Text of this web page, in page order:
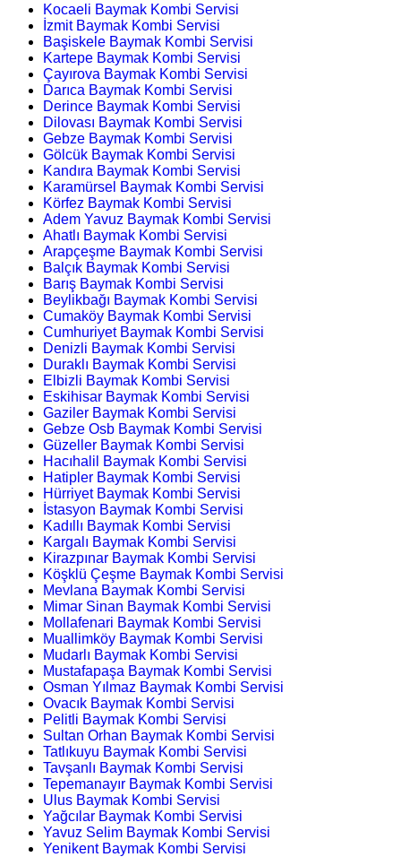
Kocaeli Baymak Kombi Servisi
İzmit Baymak Kombi Servisi
Başiskele Baymak Kombi Servisi
Kartepe Baymak Kombi Servisi
Çayırova Baymak Kombi Servisi
Darıca Baymak Kombi Servisi
Derince Baymak Kombi Servisi
Dilovası Baymak Kombi Servisi
Gebze Baymak Kombi Servisi
Gölcük Baymak Kombi Servisi
Kandıra Baymak Kombi Servisi
Karamürsel Baymak Kombi Servisi
Körfez Baymak Kombi Servisi
Adem Yavuz Baymak Kombi Servisi
Ahatlı Baymak Kombi Servisi
Arapçeşme Baymak Kombi Servisi
Balçık Baymak Kombi Servisi
Barış Baymak Kombi Servisi
Beylikbağı Baymak Kombi Servisi
Cumaköy Baymak Kombi Servisi
Cumhuriyet Baymak Kombi Servisi
Denizli Baymak Kombi Servisi
Duraklı Baymak Kombi Servisi
Elbizli Baymak Kombi Servisi
Eskihisar Baymak Kombi Servisi
Gaziler Baymak Kombi Servisi
Gebze Osb Baymak Kombi Servisi
Güzeller Baymak Kombi Servisi
Hacıhalil Baymak Kombi Servisi
Hatipler Baymak Kombi Servisi
Hürriyet Baymak Kombi Servisi
İstasyon Baymak Kombi Servisi
Kadıllı Baymak Kombi Servisi
Kargalı Baymak Kombi Servisi
Kirazpınar Baymak Kombi Servisi
Köşklü Çeşme Baymak Kombi Servisi
Mevlana Baymak Kombi Servisi
Mimar Sinan Baymak Kombi Servisi
Mollafenari Baymak Kombi Servisi
Muallimköy Baymak Kombi Servisi
Mudarlı Baymak Kombi Servisi
Mustafapaşa Baymak Kombi Servisi
Osman Yılmaz Baymak Kombi Servisi
Ovacık Baymak Kombi Servisi
Pelitli Baymak Kombi Servisi
Sultan Orhan Baymak Kombi Servisi
Tatlıkuyu Baymak Kombi Servisi
Tavşanlı Baymak Kombi Servisi
Tepemanayır Baymak Kombi Servisi
Ulus Baymak Kombi Servisi
Yağcılar Baymak Kombi Servisi
Yavuz Selim Baymak Kombi Servisi
Yenikent Baymak Kombi Servisi